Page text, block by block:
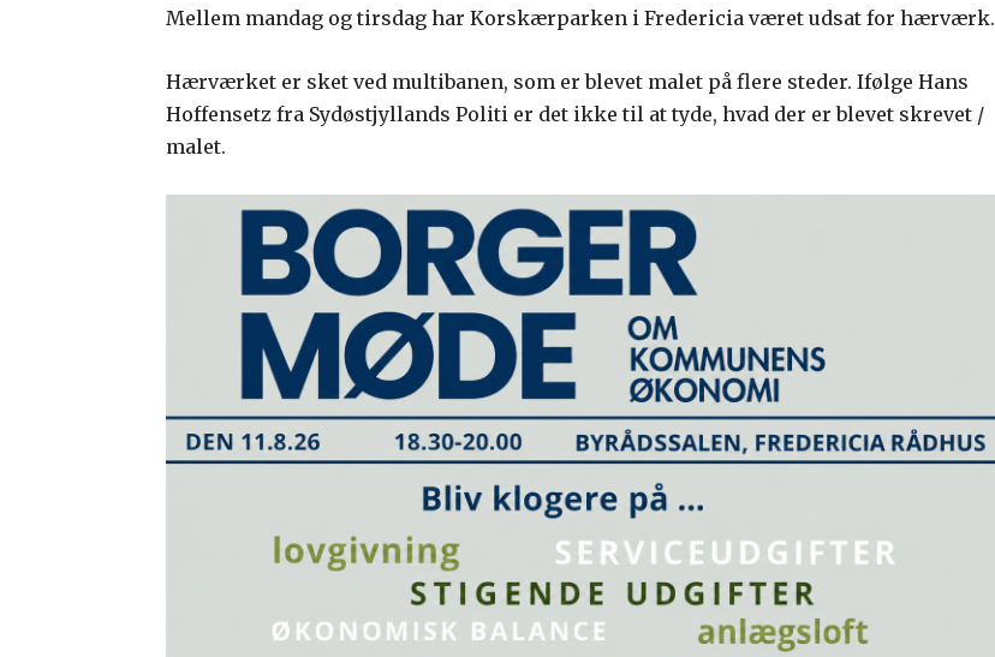
Mellem mandag og tirsdag har Korskærparken i Fredericia været udsat for hærværk.
Hærværket er sket ved multibanen, som er blevet malet på flere steder. Ifølge Hans
Hoffensetz fra Sydøstjyllands Politi er det ikke til at tyde, hvad der er blevet skrevet /
malet.